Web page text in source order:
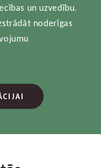
un uzvedību.
noderīgas